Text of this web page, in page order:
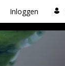
Inloggen